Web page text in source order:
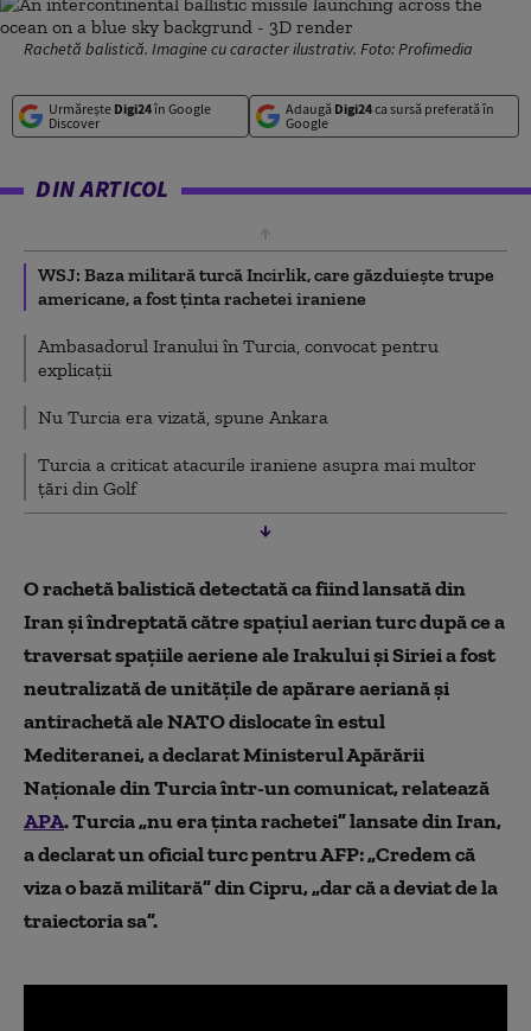
Rachetă balistică. Imagine cu caracter ilustrativ. Foto: Profimedia
Urmărește Digi24în Google
Discover
Adaugă Digi24ca sursă preferată în
Google
DIN ARTICOL
WSJ: Baza militară turcă Incirlik, care găzduiește trupe
americane, a fost ținta rachetei iraniene
Ambasadorul Iranului în Turcia, convocat pentru
explicații
Nu Turcia era vizată, spune Ankara
Turcia a criticat atacurile iraniene asupra mai multor
țări din Golf
O rachetă balistică detectată ca fiind lansată din
Iran și îndreptată către spațiul aerian turc după ce a
traversat spațiile aeriene ale Irakului și Siriei a fost
neutralizată de unitățile de apărare aeriană și
antirachetă ale NATO dislocate în estul
Mediteranei, a declarat Ministerul Apărării
Naționale din Turcia într-un comunicat, relatează
APA. Turcia „nu era ținta rachetei” lansate din Iran,
a declarat un oficial turc pentru AFP: „Credem că
viza o bază militară” din Cipru, „dar că a deviat de la
traiectoria sa”.